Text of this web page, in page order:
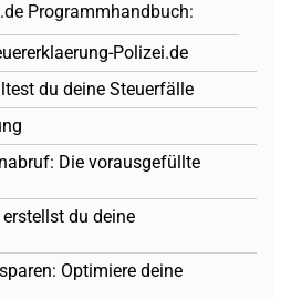
Programmhandbuch:
Polizei.de
du deine Steuerfälle
Die vorausgefüllte
du deine
Optimiere deine